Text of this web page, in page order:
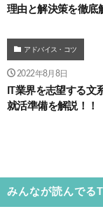
理由と解決策を徹底
アドバイス・コツ
2022年8月8日
IT業界を志望する文
就活準備を解説！！
みんなが読んでる